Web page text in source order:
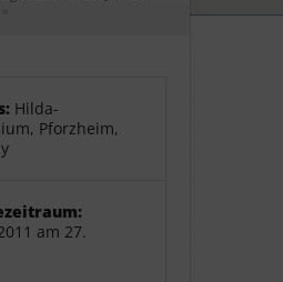
»
Hilda-
Pforzheim,
am 27.